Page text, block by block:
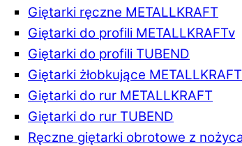
Giętarki ręczne METALLKRAFT
Giętarki do profili METALLKRAFTv
Giętarki do profili TUBEND
Giętarki żłobkujące METALLKRAFT
Giętarki do rur METALLKRAFT
Giętarki do rur TUBEND
Ręczne giętarki obrotowe z